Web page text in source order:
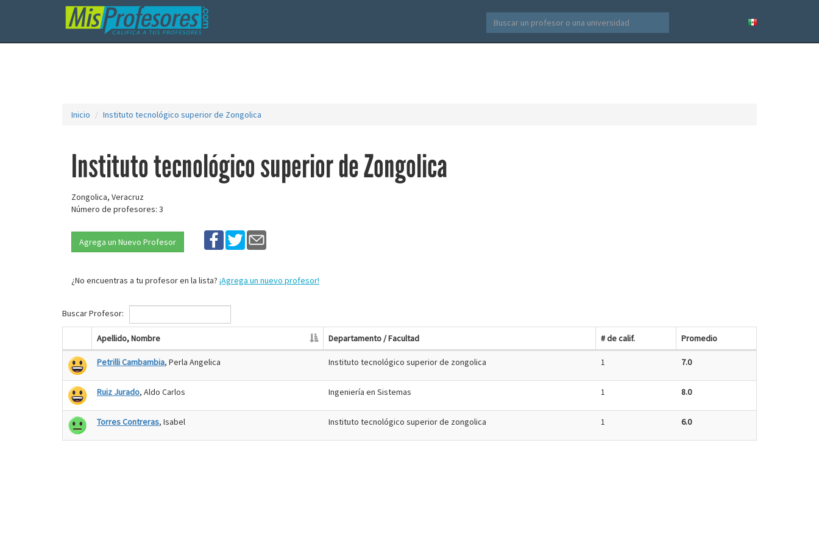
Inicio Instituto tecnológico superior de Zongolica
Instituto tecnológico superior de Zongolica
Zongolica, Veracruz
Número de profesores: 3
Agrega un Nuevo Profesor
¿No encuentras a tu profesor en la lista? ¡Agrega un nuevo profesor!
Buscar Profesor:
Apellido, Nombre Departamento / Facultad # de calif. Promedio
Petrilli Cambambia, Perla Angelica Instituto tecnológico superior de zongolica 1 7.0
Ruiz Jurado, Aldo Carlos Ingeniería en Sistemas 1 8.0
Torres Contreras, Isabel Instituto tecnológico superior de zongolica 1 6.0